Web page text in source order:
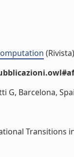
(Rivista)
G, Barcelona,
Transitions